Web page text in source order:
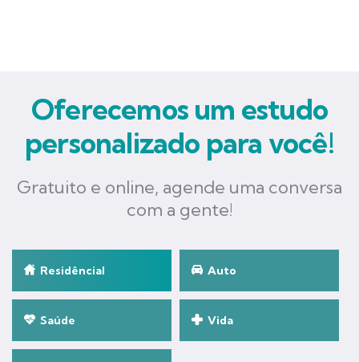
Oferecemos um estudo
personalizado para você!
Gratuito e online, agende uma conversa
com a gente!
Residêncial Auto
Saúde Vida